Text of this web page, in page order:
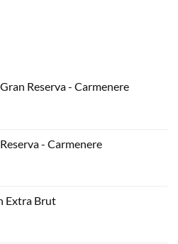
Reserva - Carmenere
es:
- Carmenere
Extra Brut